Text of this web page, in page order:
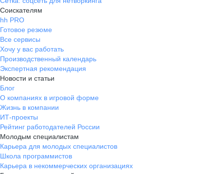
Соискателям
hh PRO
Готовое резюме
Все сервисы
Хочу у вас работать
Производственный календарь
Экспертная рекомендация
Новости и статьи
Блог
О компаниях в игровой форме
Жизнь в компании
ИТ-проекты
Рейтинг работодателей России
Молодым специалистам
Карьера для молодых специалистов
Школа программистов
Карьера в некоммерческих организациях